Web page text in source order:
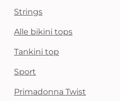
Strings
Alle bikini tops
Tankini top
Sport
Primadonna Twist